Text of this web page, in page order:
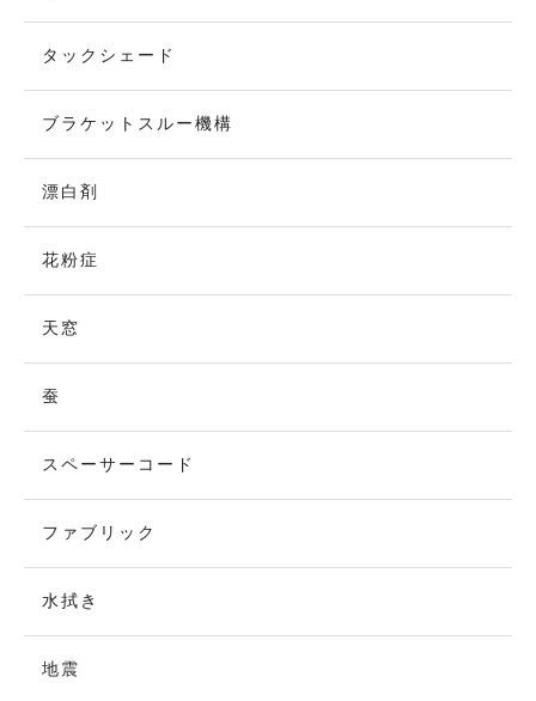
タックシェード
ブラケットスルー機構
漂白剤
花粉症
天窓
蚕
スペーサーコード
ファブリック
水拭き
地震